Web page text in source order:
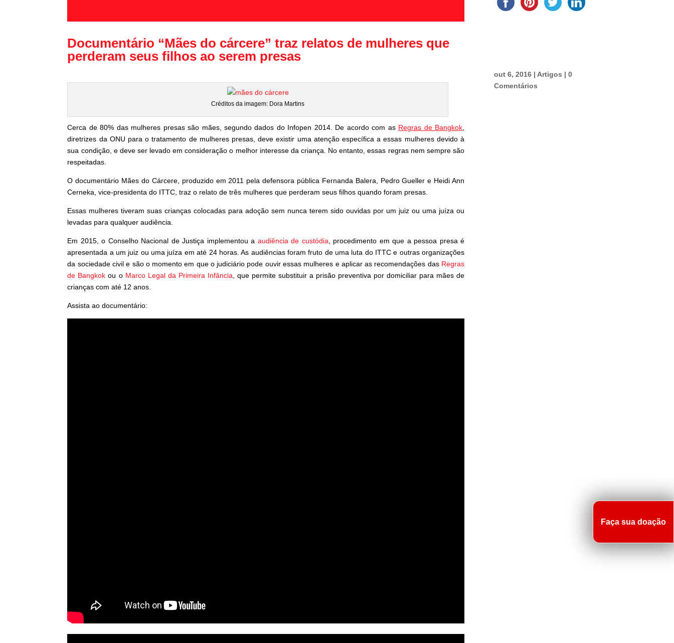
Documentário “Mães do cárcere” traz relatos de mulheres que
perderam seus filhos ao serem presas
Créditos da imagem: Dora Martins
Cerca de 80% das mulheres presas são mães, segundo dados do Infopen 2014. De acordo com as Regras de Bangkok
diretrizes da ONU para o tratamento de mulheres presas, deve existir uma atenção específica a essas mulheres devido à
sua condição, e deve ser levado em consideração o melhor interesse da criança. No entanto, essas regras nem sempre são
respeitadas.
O documentário Mães do Cárcere, produzido em 2011 pela defensora pública Fernanda Balera, Pedro Gueller e Heidi Ann
Cerneka, vice-presidenta do ITTC, traz o relato de três mulheres que perderam seus filhos quando foram presas.
Essas mulheres tiveram suas crianças colocadas para adoção sem nunca terem sido ouvidas por um juiz ou uma juíza ou
levadas para qualquer audiência.
Em 2015, o Conselho Nacional de Justiça implementou a audiência de custódia , procedimento em que a pessoa presa é
apresentada a um juiz ou uma juíza em até 24 horas. As audiências foram fruto de uma luta do ITTC e outras organizações
da sociedade civil e são o momento em que o judiciário pode ouvir essas mulheres e aplicar as recomendações das Regras
de Bangkok ou o Marco Legal da Primeira Infância , que permite substituir a prisão preventiva por domiciliar para mães de
crianças com até 12 anos.
Assista ao documentário:
out 6, 2016 | Artigos |0
Comentários
Faça sua doação